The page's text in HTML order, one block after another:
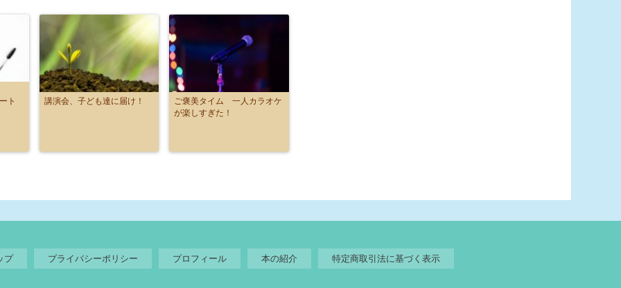
ト 講演会、子ども達に届け！
ご褒美タイム 一人カラオケ
が楽しすぎた！
プ プライバシーポリシー プロフィール 本の紹介 特定商取引法に基づく表示